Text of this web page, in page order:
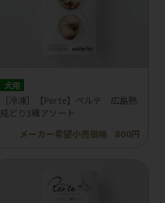
犬用
［冷凍］【Per te】ペルテ 広島熟
成どり3種アソート
メーカー希望小売価格
800円